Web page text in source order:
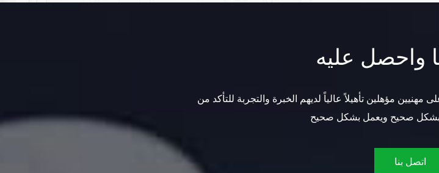
واحصل عليه
مهنيين مؤهلين تأهيلاً عالياً لديهم الخبرة والتجربة للتأكد من
اتصل بنا